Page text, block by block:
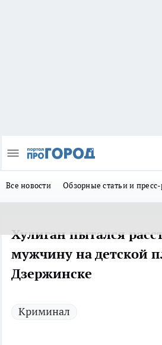
Все новости Обзорные статьи и
Хулиган пытался
мужчину на детской
Дзержинске
Криминал